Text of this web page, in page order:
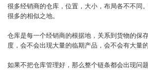
很多经销商的仓库，位置，大小，布局各不不同
很多的相似之地。
仓库是每一个经销商的根据地，关系到货物的保
度，会不会出现大量的临期产品，会不会有大
如果不把仓库管理好，那么整个链条都会出现问题